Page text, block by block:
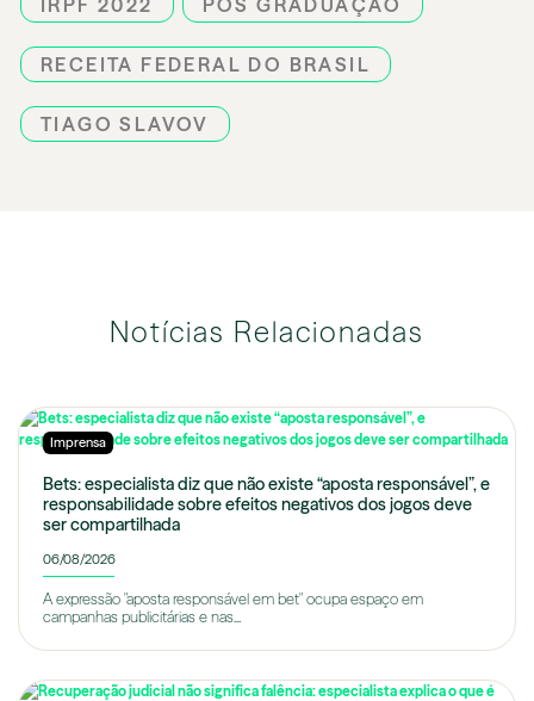
IRPF 2022 PÓS GRADUAÇÃO
RECEITA FEDERAL DO BRASIL
TIAGO SLAVOV
Notícias Relacionadas
Imprensa
Bets: especialista diz que não existe “aposta responsável”, e
responsabilidade sobre efeitos negativos dos jogos deve
ser compartilhada
06/08/2026
A expressão "aposta responsável em bet" ocupa espaço em
campanhas publicitárias e nas...